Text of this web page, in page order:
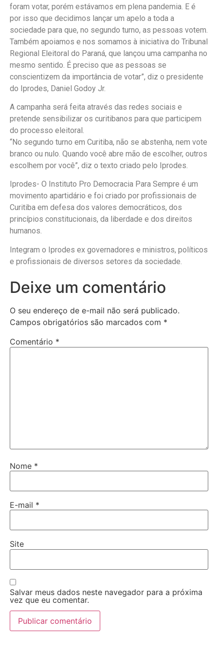
foram votar, porém estávamos em plena pandemia. E é
por isso que decidimos lançar um apelo a toda a
sociedade para que, no segundo turno, as pessoas votem.
Também apoiamos e nos somamos à iniciativa do Tribunal
Regional Eleitoral do Paraná, que lançou uma campanha no
mesmo sentido. É preciso que as pessoas se
conscientizem da importância de votar”, diz o presidente
do Iprodes, Daniel Godoy Jr.
A campanha será feita através das redes sociais e
pretende sensibilizar os curitibanos para que participem
do processo eleitoral.
“No segundo turno em Curitiba, não se abstenha, nem vote
branco ou nulo. Quando você abre mão de escolher, outros
escolhem por você”, diz o texto criado pelo Iprodes.
Iprodes- O Instituto Pro Democracia Para Sempre é um
movimento apartidário e foi criado por profissionais de
Curitiba em defesa dos valores democráticos, dos
princípios constitucionais, da liberdade e dos direitos
humanos.
Integram o Iprodes ex governadores e ministros, políticos
e profissionais de diversos setores da sociedade.
Deixe um comentário
O seu endereço de e-mail não será publicado.
Campos obrigatórios são marcados com *
Comentário *
Nome *
E-mail *
Site
Salvar meus dados neste navegador para a próxima
vez que eu comentar.